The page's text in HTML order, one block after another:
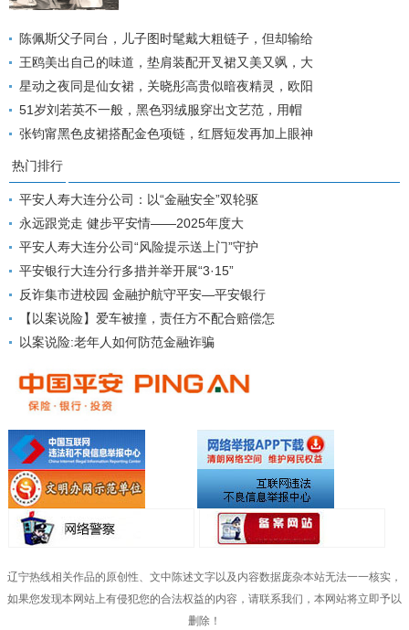
陈佩斯父子同台，儿子图时髦戴大粗链子，但却输给
王鸥美出自己的味道，垫肩装配开叉裙又美又飒，大
星动之夜同是仙女裙，关晓彤高贵似暗夜精灵，欧阳
51岁刘若英不一般，黑色羽绒服穿出文艺范，用帽
张钧甯黑色皮裙搭配金色项链，红唇短发再加上眼神
热门排行
平安人寿大连分公司：以“金融安全”双轮驱
永远跟党走 健步平安情——2025年度大
平安人寿大连分公司“风险提示送上门”守护
平安银行大连分行多措并举开展“3·15”
反诈集市进校园 金融护航守平安—平安银行
【以案说险】爱车被撞，责任方不配合赔偿怎
以案说险:老年人如何防范金融诈骗
辽宁热线相关作品的原创性、文中陈述文字以及内容数据庞杂本站无法一一核实，
如果您发现本网站上有侵犯您的合法权益的内容，请联系我们，本网站将立即予以
删除！